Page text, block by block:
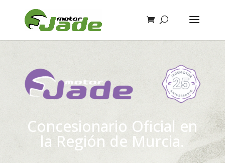
Concesionario Oficial en
la Región de Murcia.